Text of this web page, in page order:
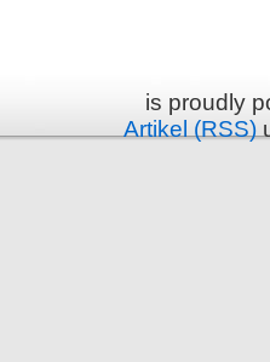
is proudly
Artikel (RSS)